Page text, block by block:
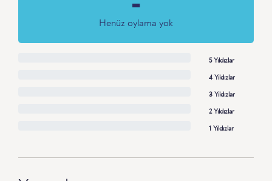
Henüz oylama yok
5 Yıldızlar
4 Yıldızlar
3 Yıldızlar
2 Yıldızlar
1 Yıldızlar